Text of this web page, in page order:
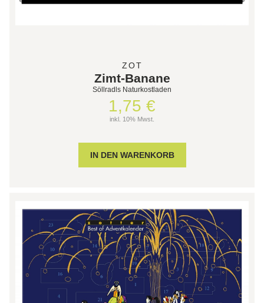
ZOT
Zimt-Banane
Söllradls Naturkostladen
1,75 €
inkl. 10% Mwst.